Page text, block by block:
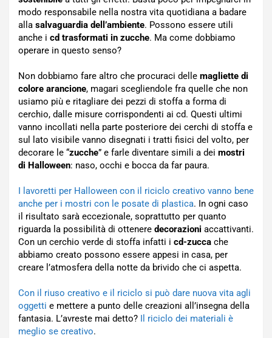
modo responsabile nella nostra vita quotidiana a badare
alla salvaguardia dell’ambiente. Possono essere utili
anche i cd trasformati in zucche. Ma come dobbiamo
operare in questo senso?
Non dobbiamo fare altro che procuraci delle magliette di
colore arancione, magari scegliendole fra quelle che non
usiamo più e ritagliare dei pezzi di stoffa a forma di
cerchio, dalle misure corrispondenti ai cd. Questi ultimi
vanno incollati nella parte posteriore dei cerchi di stoffa e
sul lato visibile vanno disegnati i tratti fisici del volto, per
decorare le “zucche” e farle diventare simili a dei mostri
di Halloween: naso, occhi e bocca da far paura.
I lavoretti per Halloween con il riciclo creativo vanno bene
anche per i mostri con le posate di plastica. In ogni caso
il risultato sarà eccezionale, soprattutto per quanto
riguarda la possibilità di ottenere decorazioni accattivanti.
Con un cerchio verde di stoffa infatti i cd-zucca che
abbiamo creato possono essere appesi in casa, per
creare l’atmosfera della notte da brivido che ci aspetta.
Con il riuso creativo e il riciclo si può dare nuova vita agli
oggetti e mettere a punto delle creazioni all’insegna della
fantasia. L’avreste mai detto? Il riciclo dei materiali è
meglio se creativo.